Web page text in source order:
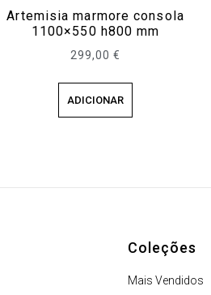
Artemisia marmore consola
1100×550 h800 mm
299,00€
ADICIONAR
Coleções
Mais Vendidos